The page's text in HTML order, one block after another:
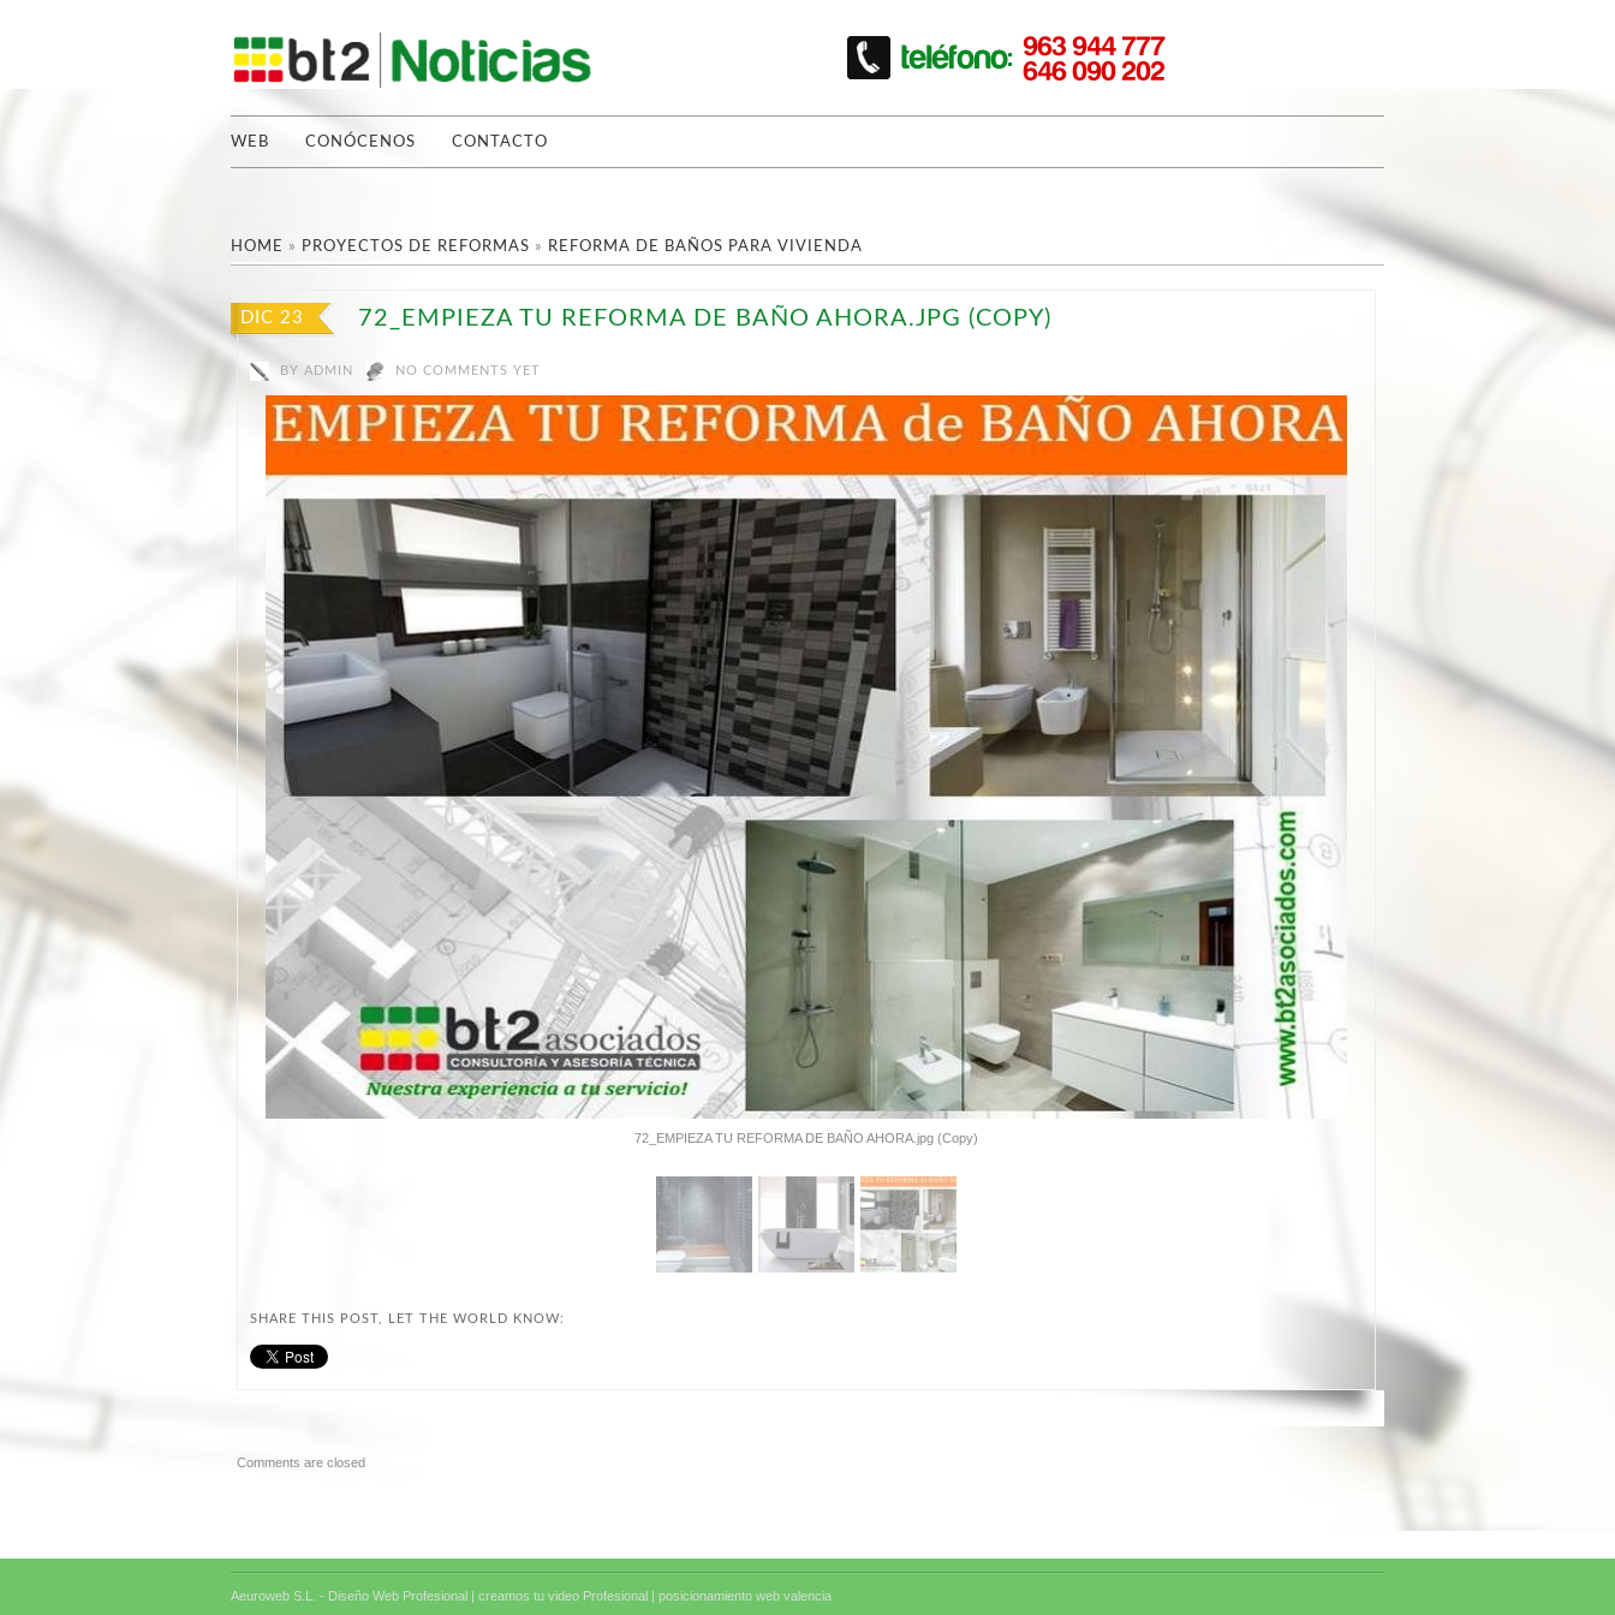
WEB CONÓCENOS CONTACTO
HOME » PROYECTOS DE REFORMAS » REFORMA DE BAÑOS PARA VIVIENDA
DIC 23 72_EMPIEZA TU REFORMA DE BAÑO AHORA.JPG (COPY)
BY ADMIN NO COMMENTS YET
72_EMPIEZA TU REFORMA DE BAÑO AHORA.jpg (Copy)
SHARE THIS POST, LET THE WORLD KNOW:
Comments are closed
Aeuroweb S.L. - Diseño Web Profesional | creamos tu video Profesional | posicionamiento web valencia